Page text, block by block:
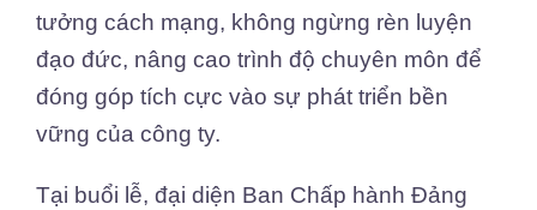
tưởng cách mạng, không ngừng rèn luyện
đạo đức, nâng cao trình độ chuyên môn để
đóng góp tích cực vào sự phát triển bền
vững của công ty.
Tại buổi lễ, đại diện Ban Chấp hành Đảng